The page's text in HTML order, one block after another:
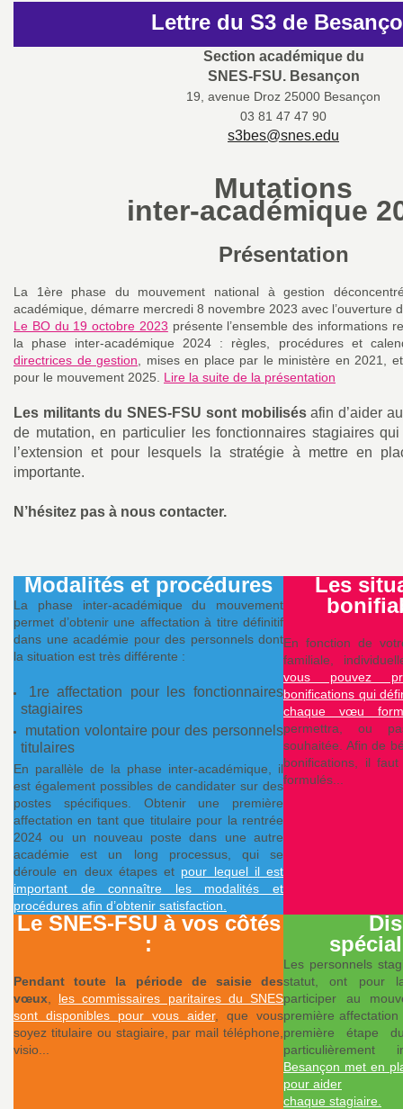
i
o
n
l
d
e
s
E
n
i
n
e
m
d
e
S
Lettre du S3 de
Section académique du
SNES-FSU. Besançon
19, avenue Droz 25000 Besançon
03 81 47 47 90
s3bes@snes.edu
Mutations
inter-académique
Présentation
La 1ère phase du mouvement national à gestion
académique, démarre mercredi 8 novembre 2023 avec l’ouverture
Le BO du 19 octobre 2023 présente l’ensemble des informations
la phase inter-académique 2024 : règles, procédures et
directrices de gestion , mises en place par le ministère en 2021,
pour le mouvement 2025. Lire la suite de la présentation
Les militants du SNES-FSU sont mobilisésafin d’aider
de mutation, en particulier les fonctionnaires stagiaires
l’extension et pour lesquels la stratégie à mettre en
importante.
N’hésitez pas à nous contacter.
Modalités et procédures
La phase inter-académique du mouvement
permet d’obtenir une affectation à titre définitif
dans une académie pour des personnels dont
la situation est très différente :
1re affectation pour les fonctionnaires
stagiaires
mutation volontaire pour des personnels
titulaires
En parallèle de la phase inter-académique, il
est également possibles de candidater sur des
postes spécifiques. Obtenir une première
affectation en tant que titulaire pour la rentrée
2024 ou un nouveau poste dans une autre
académie est un long processus, qui se
déroule en deux étapes et pour lequel il est
important de connaître les modalités et
procédures afin d’obtenir satisfaction.
Les
En fonction de
familiale,
vous pouvez
bonifications qui
chaque vœu
permettra, ou
souhaitée. Afin de
bonifications, il
formulés...
Le SNES-FSU à vos côtés
:
Pendant toute la période de saisie des
vœux
les commissaires paritaires du SNES
sont disponibles pour vous aider, que vous
soyez titulaire ou stagiaire, par mail téléphone,
visio...
Les personnels
statut, ont pour
participer au
première
première étape
particulièrement
Besançon met en
pour aider
chaque stagiaire.